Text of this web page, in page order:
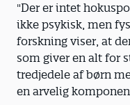
"Der er intet
ikke psykisk, men
forskning viser, at
som giver en alt for
tredjedele af børn
en arvelig